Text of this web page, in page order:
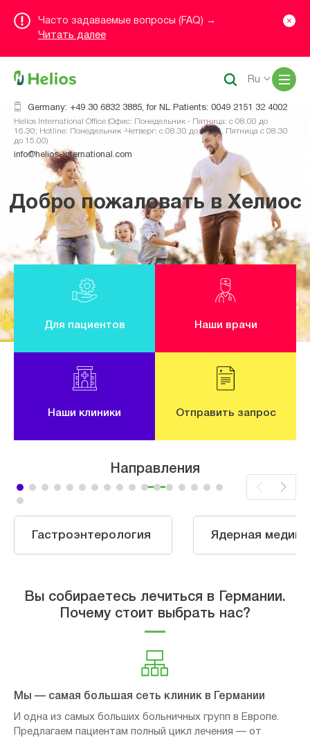
Часто задаваемые вопросы (FAQ) →
Читать далее
Germany: +49 30 6832 3885, for NL Patients: 0049 2151 32 4002
Helios International Office (Офис: Понедельник - Пятница: с 08.00 до
16.30; Hotline: Понедельник -Четверг: с 08.30 до 16.00, Пятница с 08.30
до 15.00)
info@helios-international.com
Ru
Добро пожаловать в Хелиос
Для пациентов Наши врачи
Наши клиники Отправить запрос
Направления
Гастроэнтерология Ядерная
Вы собираетесь лечиться в Германии.
Почему стоит выбрать нас?
Мы — самая большая сеть клиник в Германии
И одна из самых больших больничных групп в Европе.
Предлагаем пациентам полный цикл лечения — от